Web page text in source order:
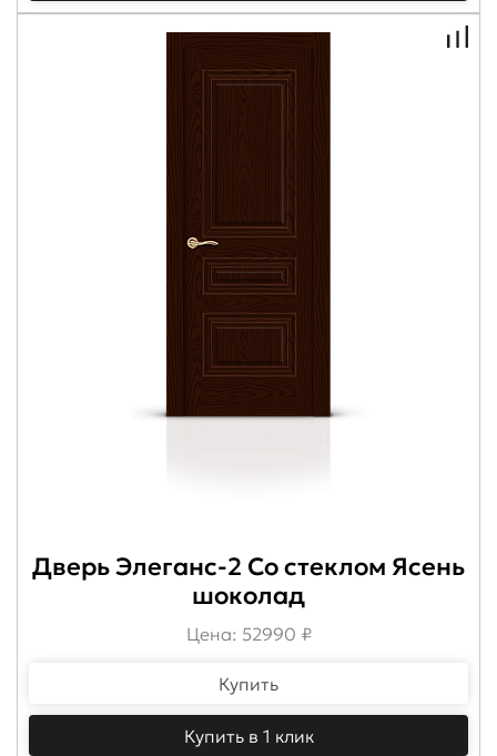
Дверь Элеганс-2 Со стеклом Ясень
шоколад
Цена: 52990 ₽
Купить
Купить в 1 клик